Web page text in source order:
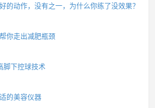
的动作，没有之一，为什么你练了没效果？
你走出减肥瓶颈
脚下控球技术
的美容仪器